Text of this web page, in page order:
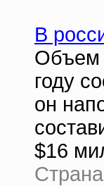
В
Объем
году
он
$16